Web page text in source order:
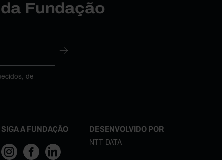
Fundação
de
SIGA A FUNDAÇÃO DESENVOLVIDO POR
NTT DATA